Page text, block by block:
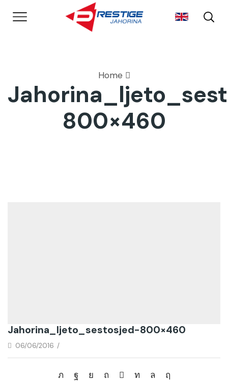
Home
800×460
Jahorina_ljeto_sestosjed-800×460
06/06/2016 /